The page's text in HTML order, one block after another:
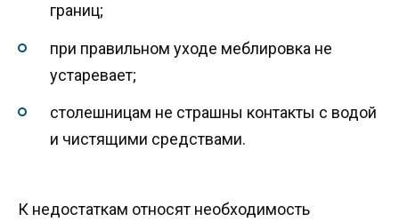
границ;
при правильном уходе меблировка не
устаревает;
столешницам не страшны контакты с водой
и чистящими средствами.
К недостаткам относят необходимость